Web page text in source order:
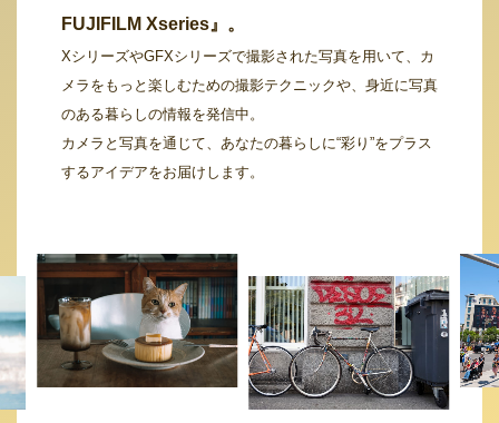
FUJIFILM Xseries』。
XシリーズやGFXシリーズで撮影された写真を用いて、カ
メラをもっと楽しむための撮影テクニックや、身近に写真
のある暮らしの情報を発信中。
カメラと写真を通じて、あなたの暮らしに“彩り”をプラス
するアイデアをお届けします。